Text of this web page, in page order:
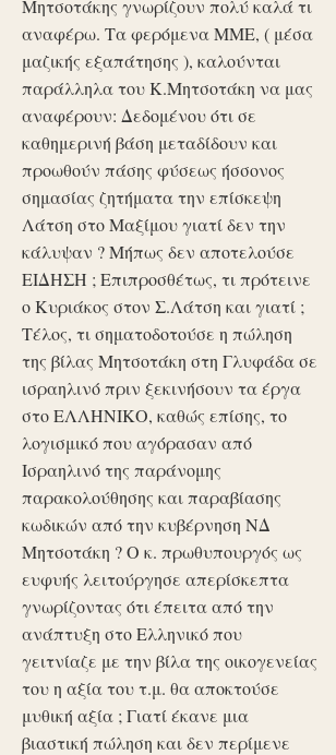
Μητσοτάκης γνωρίζουν πολύ καλά τι
αναφέρω. Τα φερόμενα ΜΜΕ, ( μέσα
μαζικής εξαπάτησης ), καλούνται
παράλληλα του Κ.Μητσοτάκη να μας
αναφέρουν: Δεδομένου ότι σε
καθημερινή βάση μεταδίδουν και
προωθούν πάσης φύσεως ήσσονος
σημασίας ζητήματα την επίσκεψη
Λάτση στο Μαξίμου γιατί δεν την
κάλυψαν ? Μήπως δεν αποτελούσε
ΕΙΔΗΣΗ ; Επιπροσθέτως, τι πρότεινε
ο Κυριάκος στον Σ.Λάτση και γιατί ;
Τέλος, τι σηματοδοτούσε η πώληση
της βίλας Μητσοτάκη στη Γλυφάδα σε
ισραηλινό πριν ξεκινήσουν τα έργα
στο ΕΛΛΗΝΙΚΟ, καθώς επίσης, το
λογισμικό που αγόρασαν από
Ισραηλινό της παράνομης
παρακολούθησης και παραβίασης
κωδικών από την κυβέρνηση ΝΔ
Μητσοτάκη ? Ο κ. πρωθυπουργός ως
ευφυής λειτούργησε απερίσκεπτα
γνωρίζοντας ότι έπειτα από την
ανάπτυξη στο Ελληνικό που
γειτνίαζε με την βίλα της οικογενείας
του η αξία του τ.μ. θα αποκτούσε
μυθική αξία ; Γιατί έκανε μια
βιαστική πώληση και δεν περίμενε